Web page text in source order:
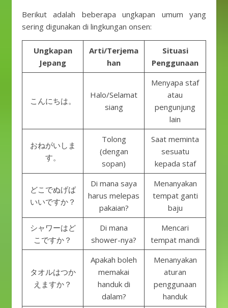
Berikut adalah beberapa ungkapan umum yang
sering digunakan di lingkungan onsen:
Ungkapan
Jepang
Arti/Terjema
han
Situasi
Penggunaan
こんにちは。
Halo/Selamat
siang
Menyapa staf
atau
pengunjung
lain
おねがいしま
す。
Tolong
(dengan
sopan)
Saat meminta
sesuatu
kepada staf
どこでぬげば
いいですか？
Di mana saya
harus melepas
pakaian?
Menanyakan
tempat ganti
baju
シャワーはど
こですか？
Di mana
shower-nya?
Mencari
tempat mandi
タオルはつか
えますか？
Apakah boleh
memakai
handuk di
dalam?
Menanyakan
aturan
penggunaan
handuk